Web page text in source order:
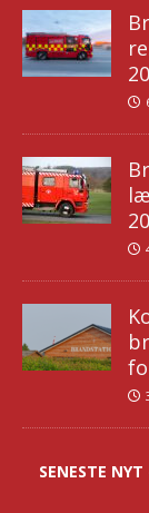
SENESTE